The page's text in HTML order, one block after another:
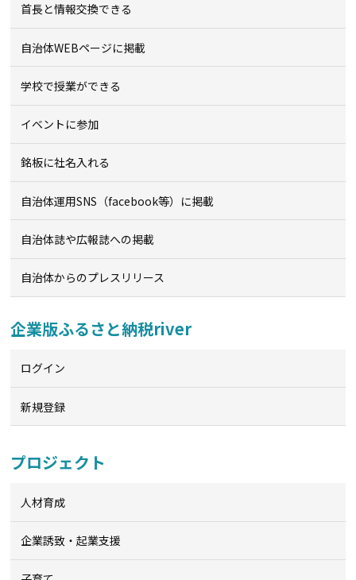
首長と情報交換できる
自治体WEBページに掲載
学校で授業ができる
イベントに参加
銘板に社名入れる
自治体運用SNS（facebook等）に掲載
自治体誌や広報誌への掲載
自治体からのプレスリリース
企業版ふるさと納税river
ログイン
新規登録
プロジェクト
人材育成
企業誘致・起業支援